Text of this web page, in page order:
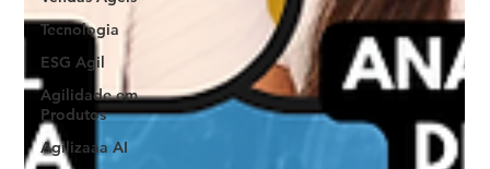
Tecnologia
ESG Agil
Agilidade em
Produtos
Agilizaaa AI